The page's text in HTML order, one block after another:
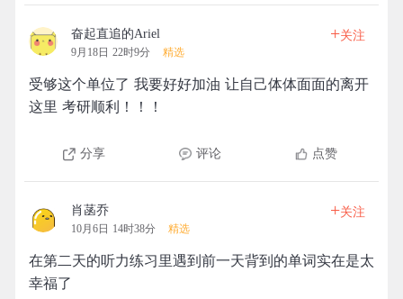
奋起直追的Ariel
9月18日 22时9分 精选
+关注
受够这个单位了 我要好好加油 让自己体体面面的离开
这里 考研顺利！！！
分享 评论 点赞
肖菡乔
10月6日 14时38分 精选
+关注
在第二天的听力练习里遇到前一天背到的单词实在是太
幸福了